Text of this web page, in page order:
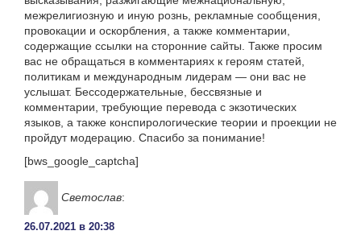
межрелигиозную и иную рознь, рекламные сообщения,
провокации и оскорбления, а также комментарии,
содержащие ссылки на сторонние сайты. Также просим
вас не обращаться в комментариях к героям статей,
политикам и международным лидерам — они вас не
услышат. Бессодержательные, бессвязные и
комментарии, требующие перевода с экзотических
языков, а также конспирологические теории и проекции не
пройдут модерацию. Спасибо за понимание!
[bws_google_captcha]
Светослав:
26.07.2021 в 20:38